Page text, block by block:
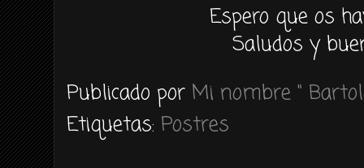
Espero que os
Saludos y
Publicado por Mi nombre "
Etiquetas: Postres